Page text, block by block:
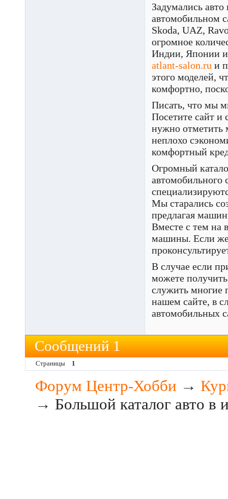
Задумались
автомобильном
Skoda, UAZ,
огромное
Индии, Японии и
atlant-salon.ru и
этого моделей,
комфортно,
Писать, что мы
Посетите сайт и
нужно отметить
неплохо
комфортный
Огромный
автомобильного
Мы старались
предлагая
Вместе с тем на
машины. Если же
В случае если
можете
служить многие
нашем сайте, в
автомобильных
Сообщений 1
Страницы 1
Форум Центр-Хобби →
→ Большой каталог авто в